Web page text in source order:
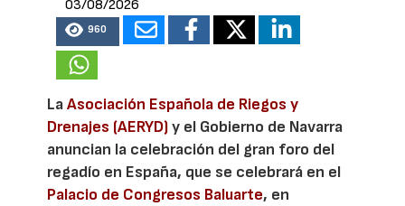
03/08/2026
960
LaAsociación Española de Riegos y
Drenajes (AERYD)y el Gobierno de Navarra
anuncian la celebración del gran foro del
regadío en España, que se celebrará en el
Palacio de Congresos Baluarte, en